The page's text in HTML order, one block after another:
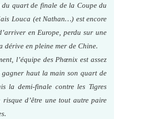
du quart de finale de la Coupe du
Louca (et Nathan…) est encore
en Europe, perdu sur une
dérive en pleine mer de Chine.
l’équipe des Phœnix est assez
haut la main son quart de
la demi-finale contre les Tigres
risque d’être une tout autre paire